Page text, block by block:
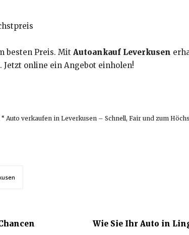
besten Preis. Mit Autoankauf Leverkusen
online ein Angebot einholen!
verkaufen in Leverkusen – Schnell, Fair und zum
Wie Sie Ihr Auto in